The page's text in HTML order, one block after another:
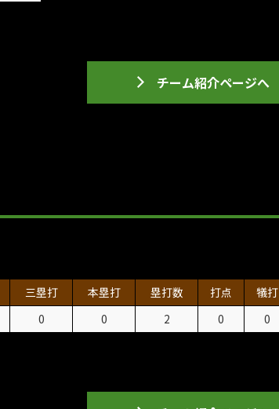
チーム紹介ページへ
三塁打 本塁打 塁打数 打点 犠打
0 0 2 0 0